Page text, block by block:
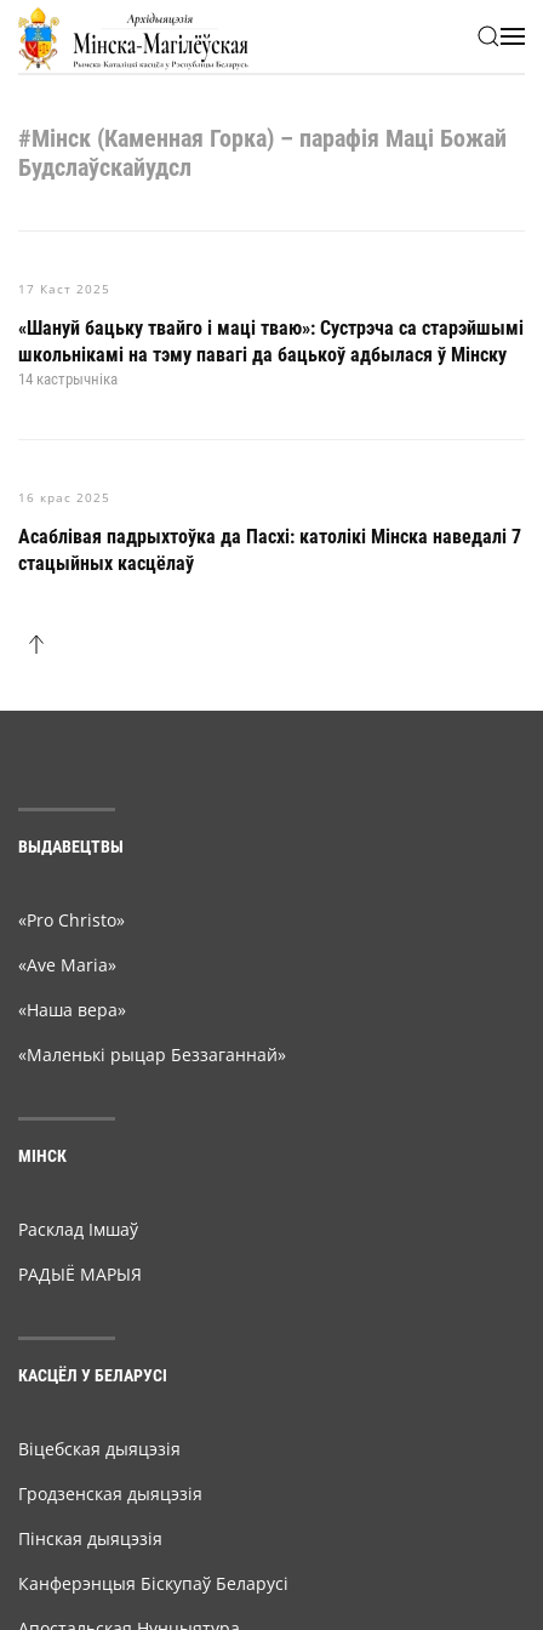
Skip to main content
#Мінск (Каменная Горка) – парафія Маці Божай
Будслаўскайудсл
17 Каст 2025
«Шануй бацьку твайго і маці тваю»: Сустрэча са старэйшымі
школьнікамі на тэму павагі да бацькоў адбылася ў Мінску
14 кастрычніка
16 крас 2025
Асаблівая падрыхтоўка да Пасхі: католікі Мінска наведалі 7
стацыйных касцёлаў
ВЫДАВЕЦТВЫ
«Pro Christo»
«Ave Maria»
«Наша вера»
«Маленькі рыцар Беззаганнай»
МІНСК
Расклад Імшаў
РАДЫЁ МАРЫЯ
КАСЦЁЛ У БЕЛАРУСІ
Віцебская дыяцэзія
Гродзенская дыяцэзія
Пінская дыяцэзія
Канферэнцыя Біскупаў Беларусі